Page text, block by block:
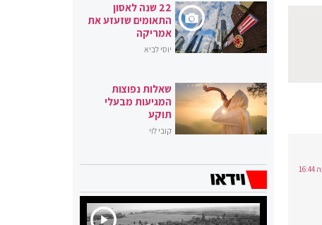
22 שנה לאסון
התאומים שזעזע את
אמריקה
יוסי לביא
שאלות נפוצות
המגיעות מבעלי
תוקע
קובי לוי